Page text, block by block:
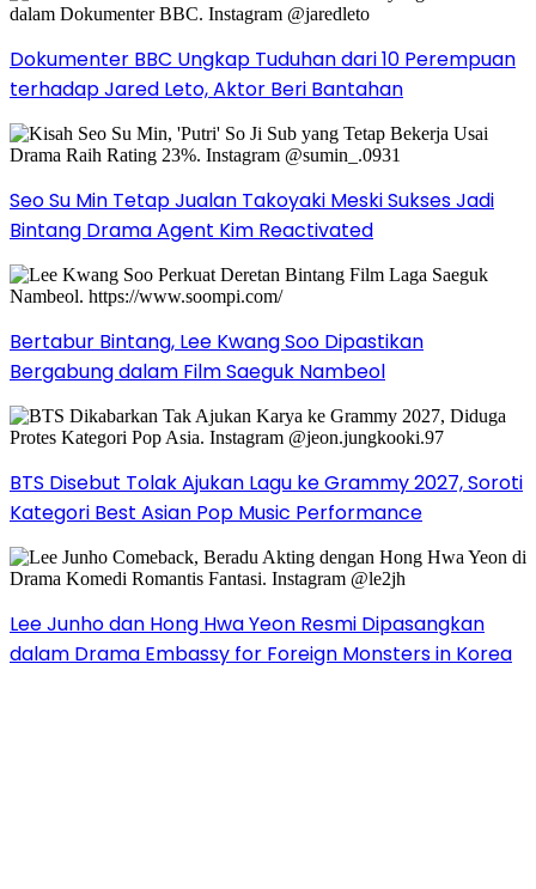
Dokumenter BBC Ungkap Tuduhan dari 10 Perempuan
terhadap Jared Leto, Aktor Beri Bantahan
Seo Su Min Tetap Jualan Takoyaki Meski Sukses Jadi
Bintang Drama Agent Kim Reactivated
Bertabur Bintang, Lee Kwang Soo Dipastikan
Bergabung dalam Film Saeguk Nambeol
BTS Disebut Tolak Ajukan Lagu ke Grammy 2027, Soroti
Kategori Best Asian Pop Music Performance
Lee Junho dan Hong Hwa Yeon Resmi Dipasangkan
dalam Drama Embassy for Foreign Monsters in Korea